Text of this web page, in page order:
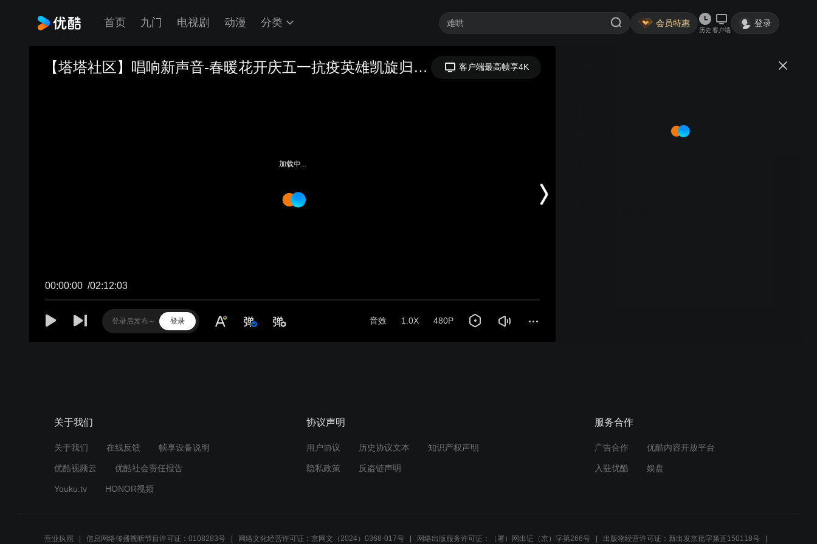
首页 九门 电视剧 动漫 分类 会员特惠
历史 客户端
登录
【塔塔社区】唱响新声音-春暖花开庆五一抗疫英雄凯旋归文艺晚会 客户端最高帧享4K
00:00:00 /02:12:03
登录 音效 1.0X 480P
加载中...
开庆五一抗疫英雄凯旋归文艺晚会
关于我们
关于我们 在线反馈 帧享设备说明
优酷视频云 优酷社会责任报告
Youku.tv HONOR视频
协议声明
用户协议 历史协议文本 知识产权声明
隐私政策 反盗链声明
服务合作
广告合作 优酷内容开放平台
入驻优酷 娱盘
营业执照 信息网络传播视听节目许可证：0108283号 网络文化经营许可证：京网文（2024）0368-017号 网络出版服务许可证：（署）网出证（京）字第266号 出版物经营许可证：新出发京批字第直150118号